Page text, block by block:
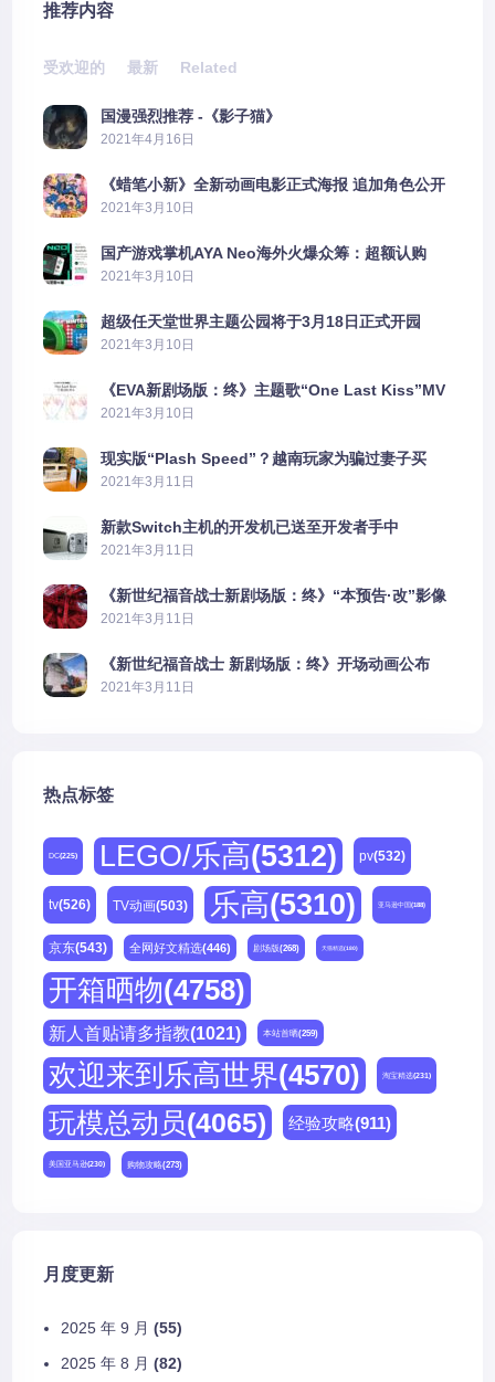
推荐内容
受欢迎的 最新 Related
国漫强烈推荐 -《影子猫》
2021年4月16日
《蜡笔小新》全新动画电影正式海报 追加角色公开
2021年3月10日
国产游戏掌机AYA Neo海外火爆众筹：超额认购
2606%
2021年3月10日
超级任天堂世界主题公园将于3月18日正式开园
2021年3月10日
《EVA新剧场版：终》主题歌“One Last Kiss”MV
公布
2021年3月10日
现实版“Plash Speed”？越南玩家为骗过妻子买
PS5上演好戏
2021年3月11日
新款Switch主机的开发机已送至开发者手中
2021年3月11日
《新世纪福音战士新剧场版：终》“本预告·改”影像
公开
2021年3月11日
《新世纪福音战士 新剧场版：终》开场动画公布
2021年3月11日
热点标签
DC(225) LEGO/乐高(5312) pv(532)
tv(526) TV动画(503) 乐高(5310) 亚马逊中国(188)
京东(543) 全网好文精选(446) 剧场版(268) 天猫精选(180)
开箱晒物(4758)
新人首贴请多指教(1021) 本站首晒(259)
欢迎来到乐高世界(4570) 淘宝精选(231)
玩模总动员(4065) 经验攻略(911)
美国亚马逊(230) 购物攻略(273)
月度更新
2025 年 9 月 (55)
2025 年 8 月 (82)